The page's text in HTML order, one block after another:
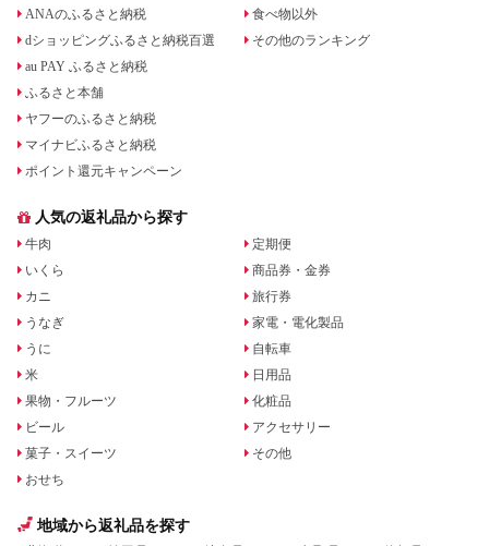
ANAのふるさと納税
dショッピングふるさと納税百選
au PAY ふるさと納税
ふるさと本舗
ヤフーのふるさと納税
マイナビふるさと納税
ポイント還元キャンペーン
食べ物以外
その他のランキング
人気の返礼品から探す
牛肉
いくら
カニ
うなぎ
うに
米
果物・フルーツ
ビール
菓子・スイーツ
おせち
定期便
商品券・金券
旅行券
家電・電化製品
自転車
日用品
化粧品
アクセサリー
その他
地域から返礼品を探す